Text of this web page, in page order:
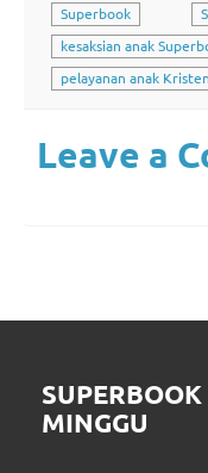
Superbook
kesaksian anak
pelayanan anak Kristen
Leave a
MINGGU